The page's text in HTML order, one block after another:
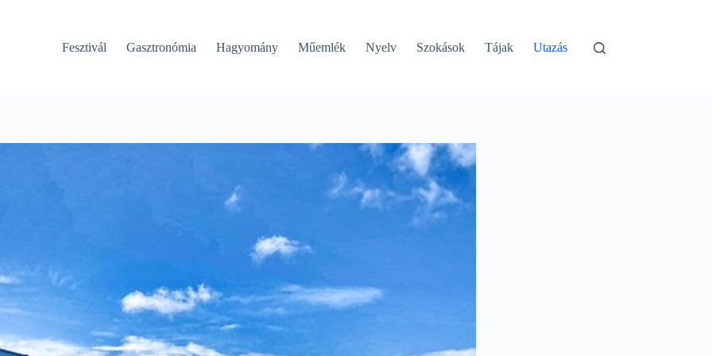
Fesztivál Gasztronómia Hagyomány Műemlék Nyelv Szokások Tájak Utazás